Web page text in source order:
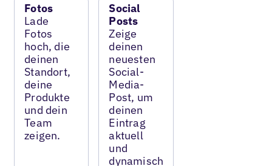
Fotos
Lade
Fotos
hoch, die
deinen
Standort,
deine
Produkte
und dein
Team
zeigen.
Social
Posts
Zeige
deinen
neuesten
Social-
Media-
Post, um
deinen
Eintrag
aktuell
und
dynamisch